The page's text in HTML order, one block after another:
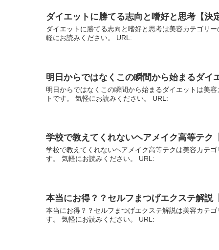
ダイエットに勝てる志向と嗜好と思考【決
ダイエットに勝てる志向と嗜好と思考は美容カテゴリ
軽にお読みください。 URL:
明日からではなくこの瞬間から始まるダイ
明日からではなくこの瞬間から始まるダイエットは美
トです。 気軽にお読みください。 URL:
学校で教えてくれないヘアメイク高等テク
学校で教えてくれないヘアメイク高等テクは美容カテ
す。 気軽にお読みください。 URL:
本当にお得？？セルフまつげエクステ解説
本当にお得？？セルフまつげエクステ解説は美容カテ
す。 気軽にお読みください。 URL: